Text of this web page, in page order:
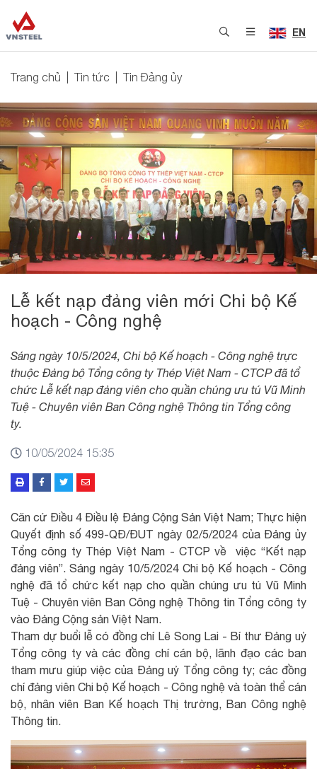
EN
Trang chủ Tin tức Tin Đảng ủy
Lễ kết nạp đảng viên mới Chi bộ Kế
hoạch - Công nghệ
Sáng ngày 10/5/2024, Chi bộ Kế hoạch - Công nghệ trực
thuộc Đảng bộ Tổng công ty Thép Việt Nam - CTCP đã tổ
chức Lễ kết nạp đảng viên cho quần chúng ưu tú Vũ Minh
Tuệ - Chuyên viên Ban Công nghệ Thông tin Tổng công
ty.
10/05/2024 15:35
Căn cứ Điều 4 Điều lệ Đảng Cộng Sản Việt Nam; Thực hiện
Quyết định số 499-QĐ/ĐUT ngày 02/5/2024 của Đảng ủy
Tổng công ty Thép Việt Nam - CTCP về việc “Kết nạp
đảng viên”. Sáng ngày 10/5/2024 Chi bộ Kế hoạch - Công
nghệ đã tổ chức kết nạp cho quần chúng ưu tú Vũ Minh
Tuệ - Chuyên viên Ban Công nghệ Thông tin Tổng công ty
vào Đảng Cộng sản Việt Nam.
Tham dự buổi lễ có đồng chí Lê Song Lai - Bí thư Đảng uỷ
Tổng công ty và các đồng chí cán bộ, lãnh đạo các ban
tham mưu giúp việc của Đảng uỷ Tổng công ty; các đồng
chí đảng viên Chi bộ Kế hoạch - Công nghệ và toàn thể cán
bộ, nhân viên Ban Kế hoạch Thị trường, Ban Công nghệ
Thông tin.